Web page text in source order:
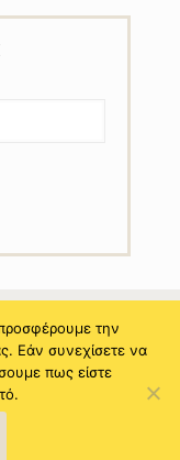
Systematic S.A. All
την
Εάν συνεχίσετε να
πως είστε